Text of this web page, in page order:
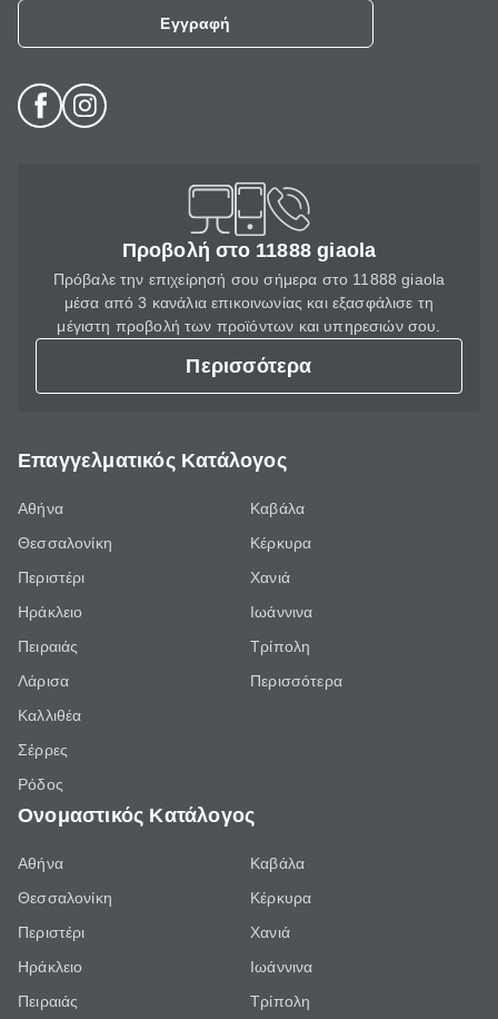
Εγγραφή
Προβολή στο 11888 giaola
Πρόβαλε την επιχείρησή σου σήμερα στο 11888 giaola
μέσα από 3 κανάλια επικοινωνίας και εξασφάλισε τη
μέγιστη προβολή των προϊόντων και υπηρεσιών σου.
Περισσότερα
Επαγγελματικός Κατάλογος
Αθήνα
Θεσσαλονίκη
Περιστέρι
Ηράκλειο
Πειραιάς
Λάρισα
Καλλιθέα
Σέρρες
Ρόδος
Καβάλα
Κέρκυρα
Χανιά
Ιωάννινα
Τρίπολη
Περισσότερα
Ονομαστικός Κατάλογος
Αθήνα
Θεσσαλονίκη
Περιστέρι
Ηράκλειο
Πειραιάς
Καβάλα
Κέρκυρα
Χανιά
Ιωάννινα
Τρίπολη